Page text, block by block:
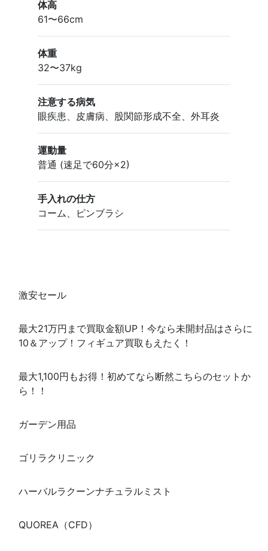
体高
61〜66cm
体重
32〜37kg
注意する病気
眼疾患、皮膚病、股関節形成不全、外耳炎
運動量
普通 (速足で60分×2)
手入れの仕方
コーム
ピンブラシ
激安セール
最大21万円まで買取金額UP！今なら未開封品はさらに
10＆アップ！フィギュア買取もえたく！
最大1,100円もお得！初めてなら断然こちらのセットか
ら！！
ガーデン用品
ゴリラクリニック
ハーバルラクーンナチュラルミスト
QUOREA（CFD）